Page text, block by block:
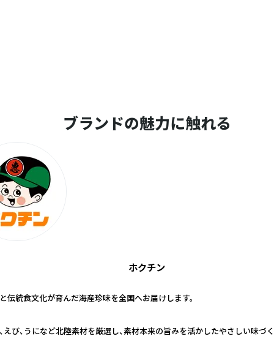
ブランドの魅力に触れる
ホクチン
伝統食文化が育んだ海産珍味を全国へお届けします。
えび、うになど北陸素材を厳選し、素材本来の旨みを活かしたやさしい味づ